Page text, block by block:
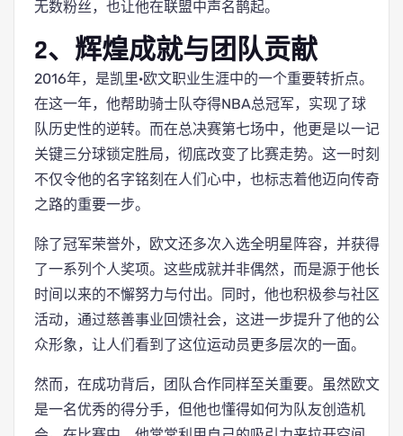
无数粉丝，也让他在联盟中声名鹊起。
2、辉煌成就与团队贡献
2016年，是凯里·欧文职业生涯中的一个重要转折点。
在这一年，他帮助骑士队夺得NBA总冠军，实现了球
队历史性的逆转。而在总决赛第七场中，他更是以一记
关键三分球锁定胜局，彻底改变了比赛走势。这一时刻
不仅令他的名字铭刻在人们心中，也标志着他迈向传奇
之路的重要一步。
除了冠军荣誉外，欧文还多次入选全明星阵容，并获得
了一系列个人奖项。这些成就并非偶然，而是源于他长
时间以来的不懈努力与付出。同时，他也积极参与社区
活动，通过慈善事业回馈社会，这进一步提升了他的公
众形象，让人们看到了这位运动员更多层次的一面。
然而，在成功背后，团队合作同样至关重要。虽然欧文
是一名优秀的得分手，但他也懂得如何为队友创造机